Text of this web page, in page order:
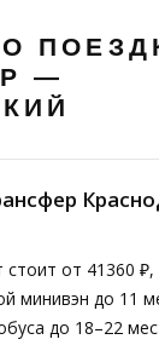
—
от 41360
минивэн до 11
до 18–22